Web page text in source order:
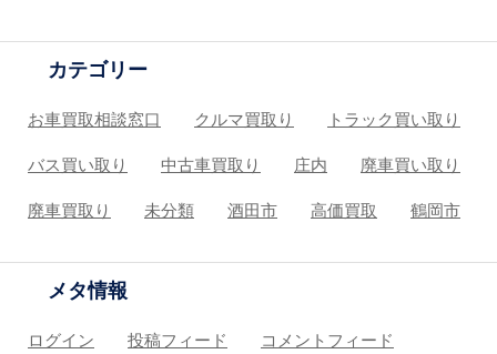
カテゴリー
お車買取相談窓口 クルマ買取り トラック買い取り
バス買い取り 中古車買取り 庄内 廃車買い取り
廃車買取り 未分類 酒田市 高価買取 鶴岡市
メタ情報
ログイン 投稿フィード コメントフィード